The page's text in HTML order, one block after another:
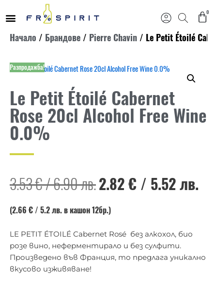
към
0
Начало / Брандове / Pierre Chavin / Le Petit Étoilé
Разпродажба!
Le Petit Étoilé Cabernet
Rose 20cl Alcohol Free Wine
0.0%
3.53€/6.90лв.2.82€ / 5.52лв.
(2.66 €/ 5.2лв. в кашон 12бр.)
LE PETIT ÉTOILÉ Cabernet Rosé без алкохол, био
розе вино, неферментирало и без сулфити.
Произведено във Франция, то предлага уникално
вкусово изживяване!